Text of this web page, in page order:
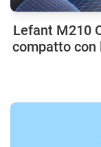
Lefant M210
compatto con